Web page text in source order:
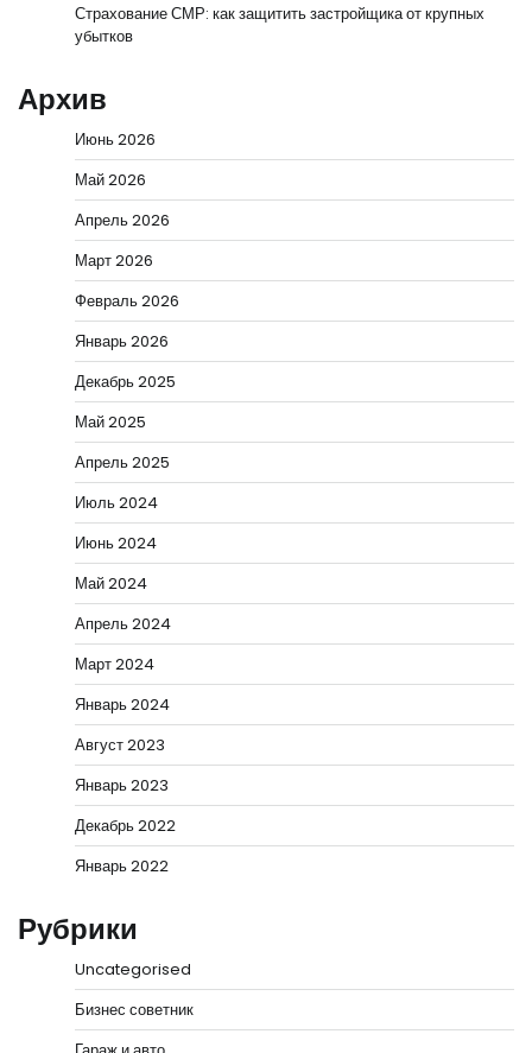
Страхование СМР: как защитить застройщика от крупных
убытков
Архив
Июнь 2026
Май 2026
Апрель 2026
Март 2026
Февраль 2026
Январь 2026
Декабрь 2025
Май 2025
Апрель 2025
Июль 2024
Июнь 2024
Май 2024
Апрель 2024
Март 2024
Январь 2024
Август 2023
Январь 2023
Декабрь 2022
Январь 2022
Рубрики
Uncategorised
Бизнес советник